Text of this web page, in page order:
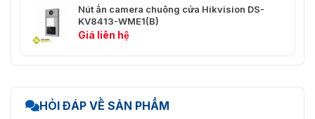
Môi Trường Ứng Dụng Ngoài trời
Sự Tiêu Thụ Năng Lượng
Nút ấn camera chuông cửa Hikvision DS-
KV8413-WME1(B)
Giá liên hệ
HỎI ĐÁP VỀ SẢN PHẨM